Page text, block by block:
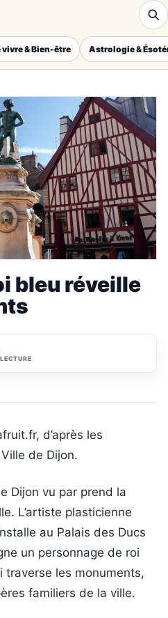
vivre & Bien-être Astrologie &
bleu réveille
d’après les
de Dijon.
Dijon vu par prend la
L’artiste plasticienne
au Palais des Ducs
un personnage de roi
traverse les monuments,
familiers de la ville.